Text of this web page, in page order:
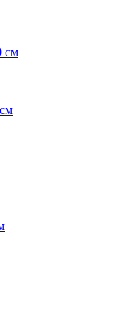
см